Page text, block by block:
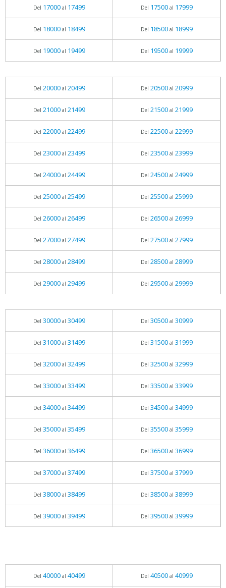
Del 17000al 17499 Del 17500al 17999
Del 18000al 18499 Del 18500al 18999
Del 19000al 19499 Del 19500al 19999
Del 20000al 20499 Del 20500al 20999
Del 21000al 21499 Del 21500al 21999
Del 22000al 22499 Del 22500al 22999
Del 23000al 23499 Del 23500al 23999
Del 24000al 24499 Del 24500al 24999
Del 25000al 25499 Del 25500al 25999
Del 26000al 26499 Del 26500al 26999
Del 27000al 27499 Del 27500al 27999
Del 28000al 28499 Del 28500al 28999
Del 29000al 29499 Del 29500al 29999
Del 30000al 30499 Del 30500al 30999
Del 31000al 31499 Del 31500al 31999
Del 32000al 32499 Del 32500al 32999
Del 33000al 33499 Del 33500al 33999
Del 34000al 34499 Del 34500al 34999
Del 35000al 35499 Del 35500al 35999
Del 36000al 36499 Del 36500al 36999
Del 37000al 37499 Del 37500al 37999
Del 38000al 38499 Del 38500al 38999
Del 39000al 39499 Del 39500al 39999
Del 40000al 40499 Del 40500al 40999